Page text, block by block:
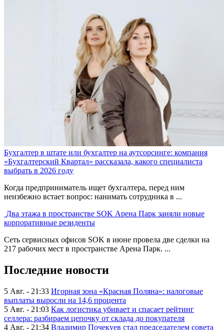
Бухгалтер в штате или бухгалтер на аутсорсинге: компания
«Бухгалтерский Квартал» рассказала, какого специалиста
выбрать в 2026 году
Когда предприниматель ищет бухгалтера, перед ним
неизбежно встает вопрос: нанимать сотрудника в ...
Два этажа в пространстве SOK Арена Парк заняли новые
корпоративные резиденты
Сеть сервисных офисов SOK в июне провела две сделки на
217 рабочих мест в пространстве Арена Парк. ...
Последние новости
5 Авг. - 21:33 Игорная зона «Красная Поляна»: налоговые
выплаты выросли на 14,6 процента
5 Авг. - 21:03 Как логистика убивает и спасает рейтинг
селлера: разбираем цепочку от склада до покупателя
4 Авг. - 21:34 Владимир Почекуев стал председателем совета